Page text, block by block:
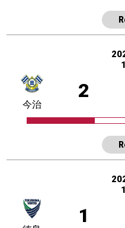
2
今治
1